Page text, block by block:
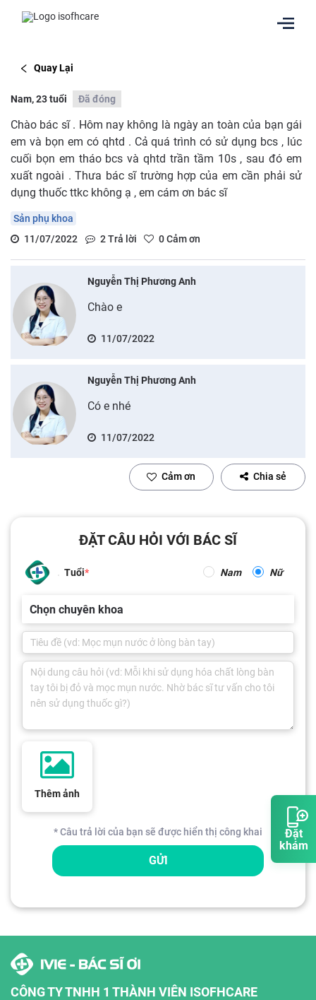
Đặt
khám
Quay Lại
Nam, 23 tuổi Đã đóng
Chào bác sĩ . Hôm nay không là ngày an toàn của bạn gái
em và bọn em có qhtd . Cả quá trình có sử dụng bcs , lúc
cuối bọn em tháo bcs và qhtd trần tầm 10s , sau đó em
xuất ngoài . Thưa bác sĩ trường hợp của em cần phải sử
dụng thuốc ttkc không ạ , em cám ơn bác sĩ
Sản phụ khoa
11/07/2022
2Trả lời 0Cảm ơn
Nguyễn Thị Phương Anh
Chào e
11/07/2022
Nguyễn Thị Phương Anh
Có e nhé
11/07/2022
Cảm ơn Chia sẻ
ĐẶT CÂU HỎI VỚI BÁC SĨ
Tuổi Nam Nữ
Chọn chuyên khoa
Thêm ảnh
* Câu trả lời của bạn sẽ được hiển thị công khai
GỬI
CÔNG TY TNHH 1 THÀNH VIÊN ISOFHCARE